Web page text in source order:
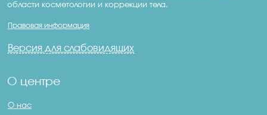
области косметологии и коррекции тела.
Правовая информация
Версия для слабовидящих
О центре
О нас